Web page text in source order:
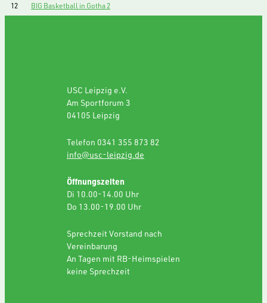
12
BIG Basketball in Gotha 2
USC Leipzig e.V.
Am Sportforum 3
04105 Leipzig
Telefon 0341 355 873 82
info@usc-leipzig.de
Öffnungszeiten
Di 10.00-14.00 Uhr
Do 13.00-19.00 Uhr
Sprechzeit Vorstand nach
Vereinbarung
An Tagen mit RB-Heimspielen
keine Sprechzeit